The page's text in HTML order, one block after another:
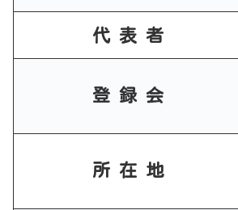
代 表 者
登 録 会
所 在 地